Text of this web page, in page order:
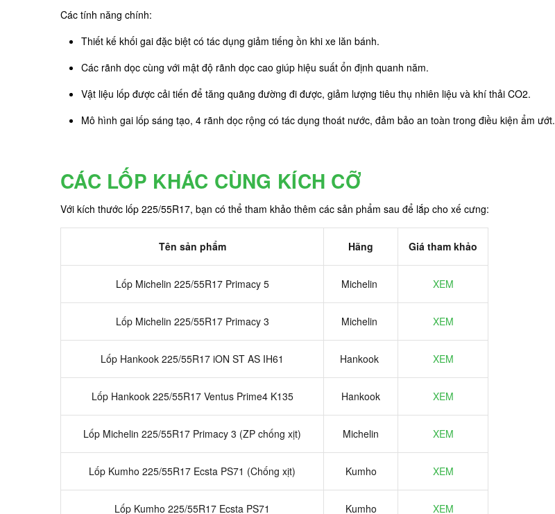
Các tính năng chính:
Thiết kế khối gai đặc biệt có tác dụng giảm tiếng ồn khi xe lăn bánh.
Các rãnh dọc cùng với mật độ rãnh dọc cao giúp hiệu suất ổn định quanh năm.
Vật liệu lốp được cải tiến để tăng quãng đường đi được, giảm lượng tiêu thụ nhiên liệu và khí thải CO2.
Mô hình gai lốp sáng tạo, 4 rãnh dọc rộng có tác dụng thoát nước, đảm bảo an toàn trong điều kiện ẩm ướt.
CÁC LỐP KHÁC CÙNG KÍCH CỠ
Với kích thước lốp 225/55R17, bạn có thể tham khảo thêm các sản phẩm sau để lắp cho xế cưng:
Tên sản phẩm Hãng Giá tham khảo
Lốp Michelin 225/55R17 Primacy 5 Michelin XEM
Lốp Michelin 225/55R17 Primacy 3 Michelin XEM
Lốp Hankook 225/55R17 iON ST AS IH61 Hankook XEM
Lốp Hankook 225/55R17 Ventus Prime4 K135 Hankook XEM
Lốp Michelin 225/55R17 Primacy 3 (ZP chống xịt) Michelin XEM
Lốp Kumho 225/55R17 Ecsta PS71 (Chống xịt) Kumho XEM
Lốp Kumho 225/55R17 Ecsta PS71 Kumho XEM